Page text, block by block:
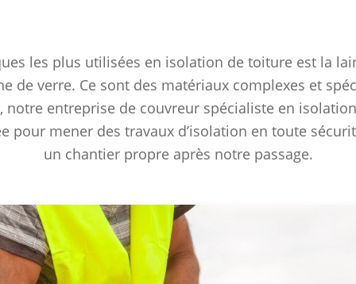
les plus utilisées en isolation de toiture est la
de verre. Ce sont des matériaux complexes et
notre entreprise de couvreur spécialiste en
pour mener des travaux d’isolation en toute
un chantier propre après notre passage.